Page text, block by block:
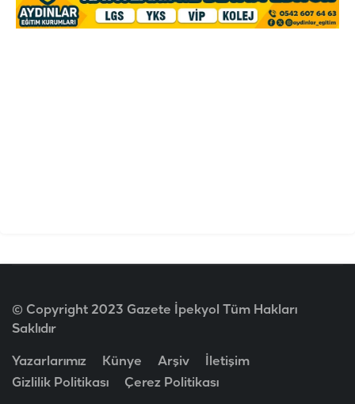
© Copyright 2023 Gazete İpekyol Tüm Hakları
Saklıdır
Yazarlarımız Künye Arşiv
İletişim
Gizlilik Politikası
Çerez Politikası